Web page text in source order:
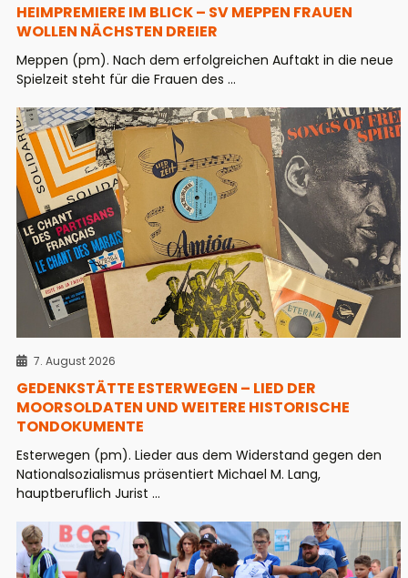
HEIMPREMIERE IM BLICK – SV MEPPEN FRAUEN
WOLLEN NÄCHSTEN DREIER
Meppen (pm). Nach dem erfolgreichen Auftakt in die neue
Spielzeit steht für die Frauen des ...
7. August 2026
GEDENKSTÄTTE ESTERWEGEN – LIED DER
MOORSOLDATEN UND WEITERE HISTORISCHE
TONDOKUMENTE
Esterwegen (pm). Lieder aus dem Widerstand gegen den
Nationalsozialismus präsentiert Michael M. Lang,
hauptberuflich Jurist ...